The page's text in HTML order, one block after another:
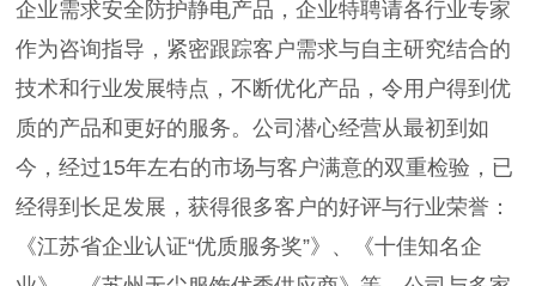
企业需求安全防护静电产品，企业特聘请各行业专家
作为咨询指导，紧密跟踪客户需求与自主研究结合的
技术和行业发展特点，不断优化产品，令用户得到优
质的产品和更好的服务。公司潜心经营从最初到如
今，经过15年左右的市场与客户满意的双重检验，已
经得到长足发展，获得很多客户的好评与行业荣誉：
《江苏省企业认证“优质服务奖”》、《十佳知名企